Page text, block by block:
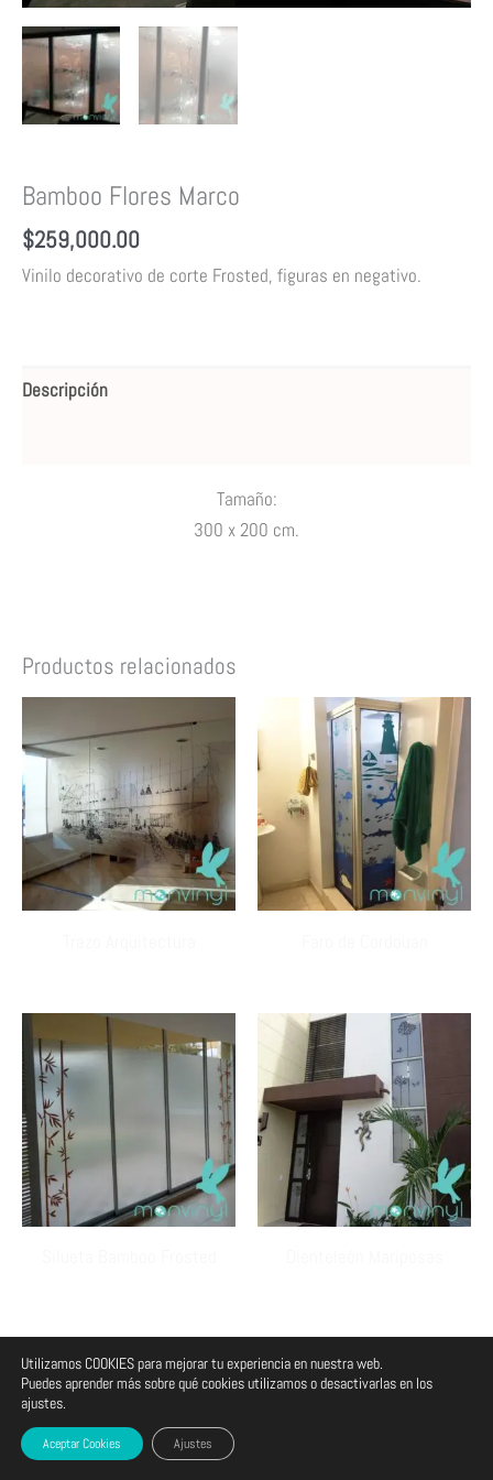
Bamboo Flores Marco
$259,000.00
Vinilo decorativo de corte Frosted, figuras en negativo.
Descripción
Tamaño:
300 x 200 cm.
Productos relacionados
Todos los derechos reservados :: monvinyl :: Bogotá Colombia.
Utilizamos COOKIES para mejorar tu experiencia en nuestra web.
Puedes aprender más sobre qué cookies utilizamos o desactivarlas en los
ajustes.
Aceptar Cookies Ajustes